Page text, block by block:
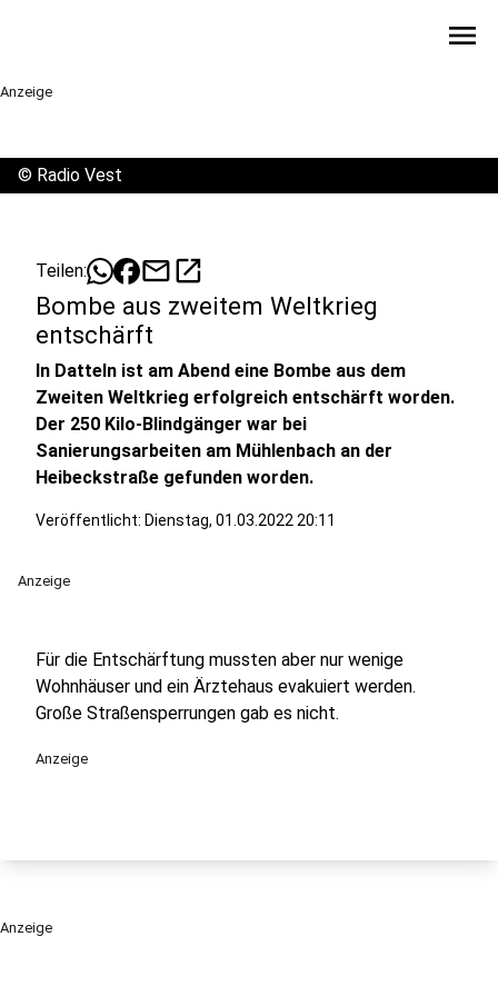
menu
Anzeige
© Radio Vest
Teilen: mailopen_in_new
Bombe aus zweitem Weltkrieg
entschärft
In Datteln ist am Abend eine Bombe aus dem
Zweiten Weltkrieg erfolgreich entschärft worden.
Der 250 Kilo-Blindgänger war bei
Sanierungsarbeiten am Mühlenbach an der
Heibeckstraße gefunden worden.
Veröffentlicht: Dienstag, 01.03.2022 20:11
Anzeige
Für die Entschärftung mussten aber nur wenige
Wohnhäuser und ein Ärztehaus evakuiert werden.
Große Straßensperrungen gab es nicht.
Anzeige
Anzeige